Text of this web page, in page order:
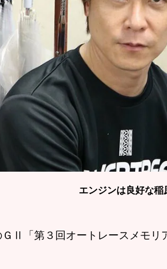
エンジンは良好な稲
Ⅱ「第３回オートレースメモリ